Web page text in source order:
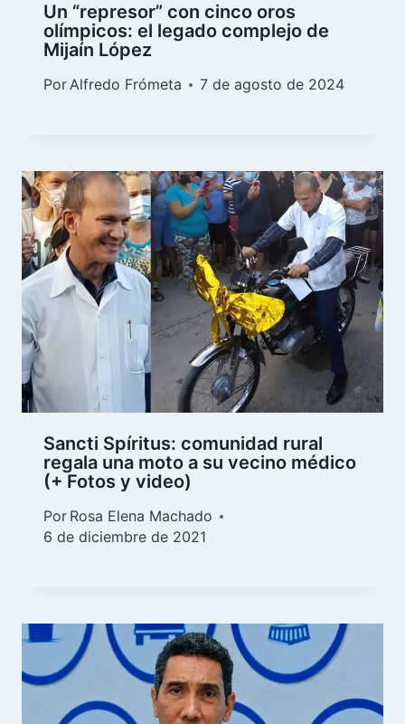
Un “represor” con cinco oros
olímpicos: el legado complejo de
Mijaín López
PorAlfredo Frómeta 7 de agosto de 2024
Sancti Spíritus: comunidad rural
regala una moto a su vecino médico
(+ Fotos y video)
Por Rosa Elena Machado
6 de diciembre de 2021